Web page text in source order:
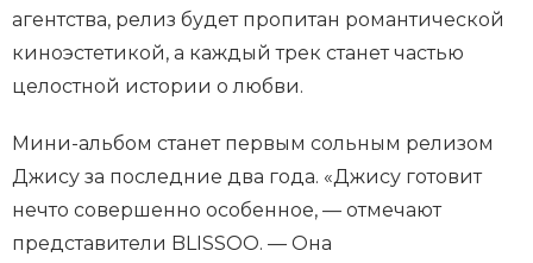
агентства, релиз будет пропитан романтической
киноэстетикой, а каждый трек станет частью
целостной истории о любви.
Мини-альбом станет первым сольным релизом
Джису за последние два года. «Джису готовит
нечто совершенно особенное, — отмечают
представители BLISSOO. — Она